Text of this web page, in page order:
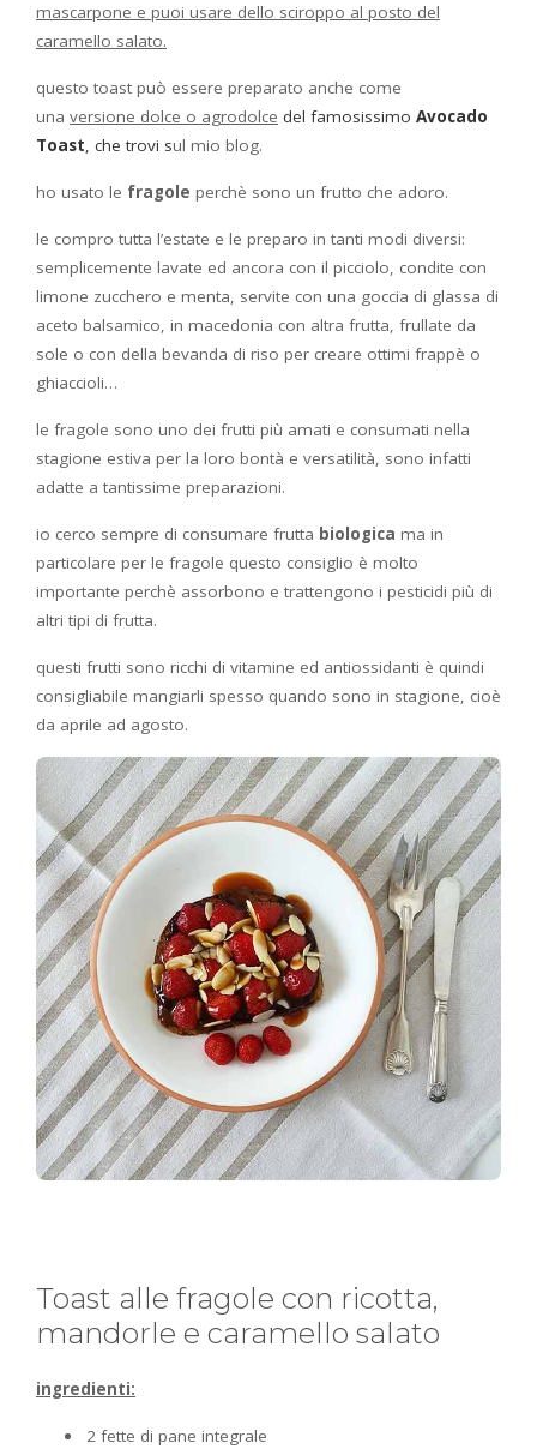
mascarpone e puoi usare dello sciroppo al posto del
caramello salato.
questo toast può essere preparato anche come
una versione dolce o agrodolce del famosissimo Avocado
Toast, che trovi sul mio blog.
ho usato le fragole perchè sono un frutto che adoro.
le compro tutta l’estate e le preparo in tanti modi diversi:
semplicemente lavate ed ancora con il picciolo, condite con
limone zucchero e menta, servite con una goccia di glassa di
aceto balsamico, in macedonia con altra frutta, frullate da
sole o con della bevanda di riso per creare ottimi frappè o
ghiaccioli…
le fragole sono uno dei frutti più amati e consumati nella
stagione estiva per la loro bontà e versatilità, sono infatti
adatte a tantissime preparazioni.
io cerco sempre di consumare frutta biologica ma in
particolare per le fragole questo consiglio è molto
importante perchè assorbono e trattengono i pesticidi più di
altri tipi di frutta.
questi frutti sono ricchi di vitamine ed antiossidanti è quindi
consigliabile mangiarli spesso quando sono in stagione, cioè
da aprile ad agosto.
Toast alle fragole con ricotta,
mandorle e caramello salato
ingredienti:
2 fette di pane integrale